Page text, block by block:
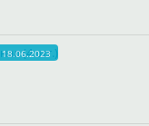
18.06.2023